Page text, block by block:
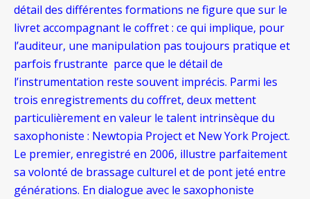
détail des différentes formations ne figure que sur le
livret accompagnant le coffret : ce qui implique, pour
l’auditeur, une manipulation pas toujours pratique et
parfois frustrante parce que le détail de
l’instrumentation reste souvent imprécis. Parmi les
trois enregistrements du coffret, deux mettent
particulièrement en valeur le talent intrinsèque du
saxophoniste : Newtopia Project et New York Project.
Le premier, enregistré en 2006, illustre parfaitement
sa volonté de brassage culturel et de pont jeté entre
générations. En dialogue avec le saxophoniste